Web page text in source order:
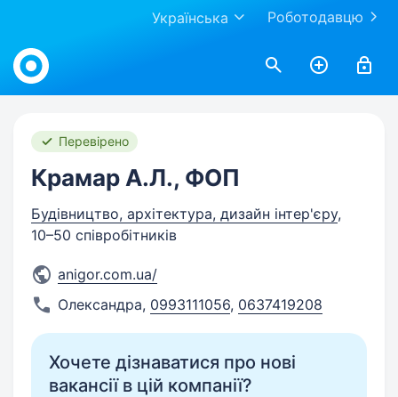
Роботодавцю
Українська
Work.ua
Перевірено
Крамар А.Л., ФОП
Будівництво, архітектура, дизайн інтер'єру,
10–50 співробітників
anigor.com.ua/
Олександра, 0993111056, 0637419208
Хочете дізнаватися про нові
вакансії в цій компанії?